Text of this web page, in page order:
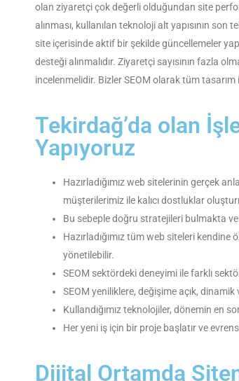
olan ziyaretçi çok değerli olduğundan site
alınması, kullanılan teknoloji alt yapısının
site içerisinde aktif bir şekilde güncellemeler
desteği alınmalıdır. Ziyaretçi sayısının fazla
incelenmelidir. Bizler SEOM olarak tüm
Tekirdağ’da olan
Yapıyoruz
Hazırladığımız web sitelerinin gerçek
müşterilerimiz ile kalıcı dostluklar
Bu sebeple doğru stratejileri bulmakta
Hazırladığımız tüm web siteleri
yönetilebilir.
SEOM sektördeki deneyimi ile farklı
SEOM yeniliklere, değişime açık,
Kullandığımız teknolojiler, dönemin en
Her yeni iş için bir proje başlatır ve
Dijital Ortamda